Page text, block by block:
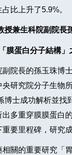
比上升了5.9%。
授兼生科院副院長
膜蛋白分子結構」
院長的孫玉珠博
研究院分子生物
博士成功解析並
多重穿膜膜蛋白
要里程碑，研究
關的重要研究「